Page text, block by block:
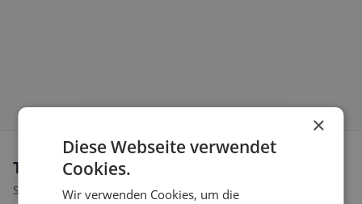
Tipi di alimentazione a Winterthur
Scopri ristoranti adatti al tuo stile alimentare.
×
Diese Webseite verwendet
Cookies.
Wir verwenden Cookies, um die